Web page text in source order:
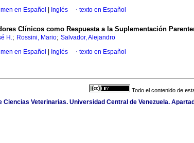
en Español Inglés · texto en Español
Clínicos como Respuesta a la Suplementación
H.; Rossini, Mario; Salvador, Alejandro
en Español Inglés · texto en Español
Todo el contenido de
Ciencias Veterinarias. Universidad Central de Venezuela.